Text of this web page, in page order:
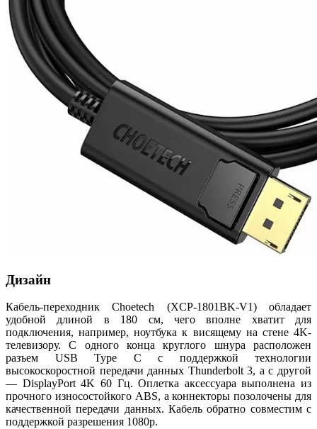
Дизайн
Кабель-переходник Choetech (XCP-1801BK-V1) обладает
удобной длиной в 180 см, чего вполне хватит для
подключения, например, ноутбука к висящему на стене 4K-
телевизору. С одного конца круглого шнура расположен
разъем USB Type C с поддержкой технологии
высокоскоростной передачи данных Thunderbolt 3, а с другой
— DisplayPort 4K 60 Гц. Оплетка аксессуара выполнена из
прочного износостойкого ABS, а коннекторы позолочены для
качественной передачи данных. Кабель обратно совместим с
поддержкой разрешения 1080p.